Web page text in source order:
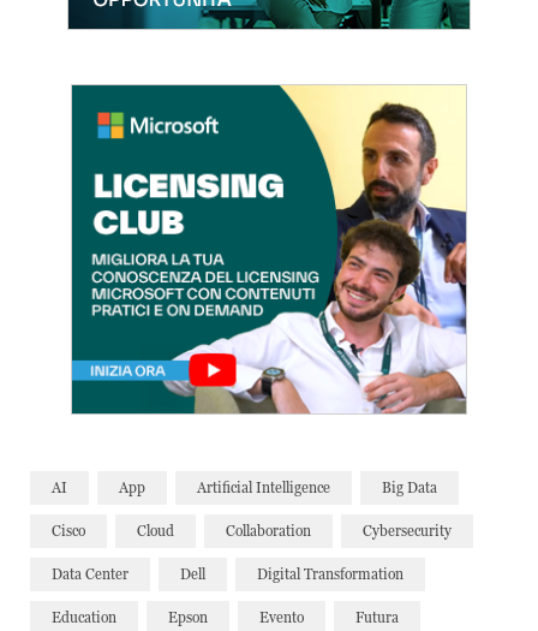
AI App Artificial Intelligence Big Data
Cisco Cloud Collaboration Cybersecurity
Data Center Dell Digital Transformation
Education Epson Evento Futura